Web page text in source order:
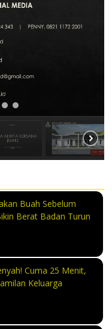
Buah Sebelum
Berat Badan Turun
Cuma 25 Menit,
Keluarga